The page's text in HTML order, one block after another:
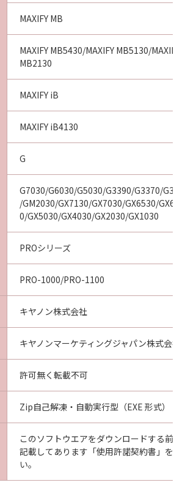
MAXIFY MB
MAXIFY MB5430/MAXIFY MB5130/MAXIFY
MB2130
MAXIFY iB
MAXIFY iB4130
G
G7030/G6030/G5030/G3390/G3370/
/GM2030/GX7130/GX7030/GX6530/
0/GX5030/GX4030/GX2030/GX1030
PROシリーズ
PRO-1000/PRO-1100
キヤノン株式会社
キヤノンマーケティングジャパン株式会社
許可無く転載不可
Zip自己解凍・自動実行型（EXE 形式）
このソフトウエアをダウンロードする前
記載してあります「使用許諾契約書」を
い。